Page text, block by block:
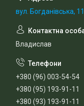
вул. Богданівська,
Владислав
+380 (96) 003-54-54
+380 (95) 193-91-11
+380 (93) 193-91-11